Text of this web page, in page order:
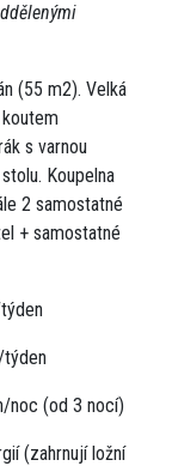
(55 m2). Velká
s varnou
Koupelna
2 samostatné
+ samostatné
noc (od 3 nocí)
(zahrnují ložní